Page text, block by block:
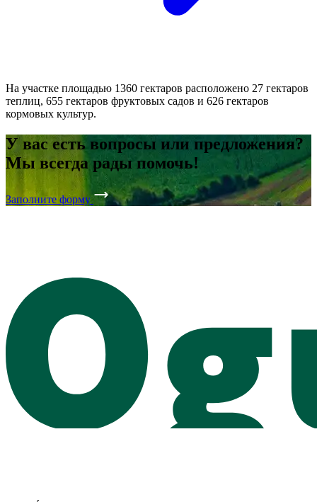
На участке площадью 1360 гектаров расположено 27 гектаров
теплиц, 655 гектаров фруктовых садов и 626 гектаров
кормовых культур.
У вас есть вопросы или предложения?
Мы всегда рады помочь!
Заполните форму